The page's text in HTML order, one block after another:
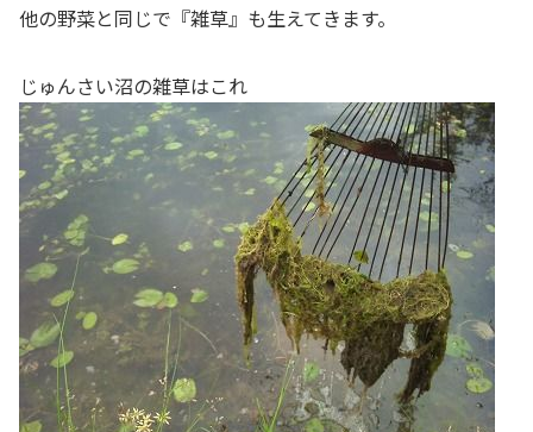
他の野菜と同じで『雑草』も生えてきます。
じゅんさい沼の雑草はこれ